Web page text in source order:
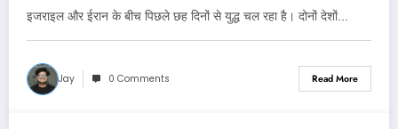
इजराइल और ईरान के बीच पिछले छह दिनों से युद्ध चल रहा है। दोनों देशों…
Jay 0 Comments Read More